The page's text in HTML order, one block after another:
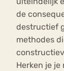
de
destructief
methodes
Herken je